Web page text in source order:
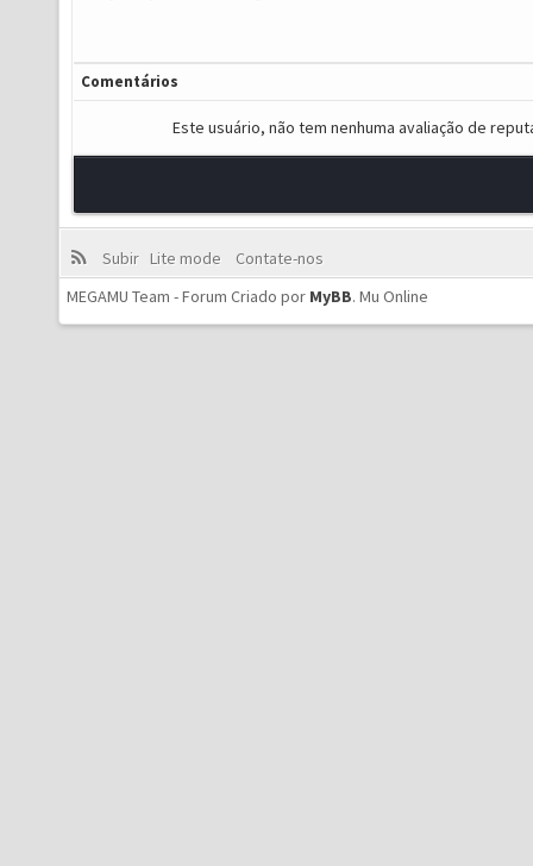
Comentários
Este usuário, não tem nenhuma avaliação de
Subir Lite mode
Contate-nos
MEGAMU Team - Forum Criado por MyBB. Mu Online